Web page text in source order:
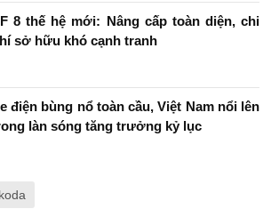
8 thế hệ mới: Nâng cấp toàn diện, chi
sở hữu khó cạnh tranh
điện bùng nổ toàn cầu, Việt Nam nổi lên
làn sóng tăng trưởng kỷ lục